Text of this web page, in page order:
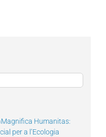
Humanitas:
per a l’Ecologia